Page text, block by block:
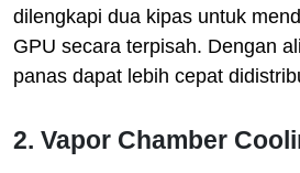
dilengkapi dua kipas untuk
GPU secara terpisah. Dengan
panas dapat lebih cepat
2. Vapor Chamber